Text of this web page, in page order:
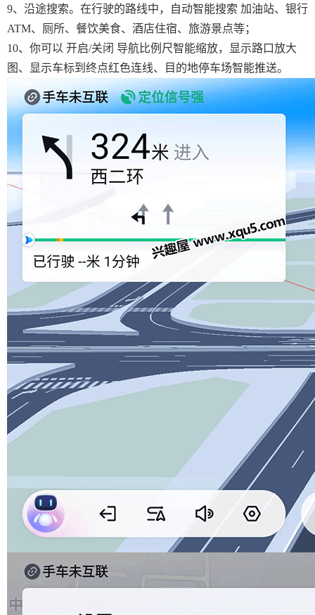
9、沿途搜索。在行驶的路线中，自动智能搜索 加油站、银行
ATM、厕所、餐饮美食、酒店住宿、旅游景点等；
10、你可以 开启/关闭 导航比例尺智能缩放，显示路口放大
图、显示车标到终点红色连线、目的地停车场智能推送。